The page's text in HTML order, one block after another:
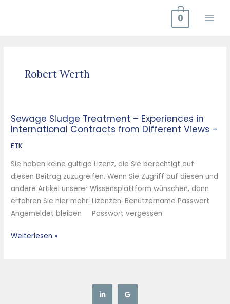
0
Robert Werth
Sewage Sludge Treatment – Experiences in
International Contracts from Different Views –
ETK
Sie haben keine gültige Lizenz, die Sie berechtigt auf
diesen Beitrag zuzugreifen. Wenn Sie Zugriff auf diesen und
andere Artikel unserer Wissensplattform wünschen, dann
erfahren Sie hier mehr: Lizenzen. Benutzername Passwort
Angemeldet bleiben Passwort vergessen
Sewage
Sludge
Treatment
Experiences
in
International
Contracts
from
Weiterlesen »